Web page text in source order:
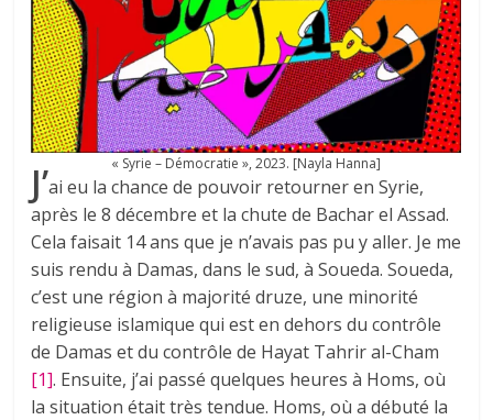
« Syrie – Démocratie », 2023. [Nayla Hanna]
J’ai eu la chance de pouvoir retourner en Syrie,
après le 8 décembre et la chute de Bachar el Assad.
Cela faisait 14 ans que je n’avais pas pu y aller. Je me
suis rendu à Damas, dans le sud, à Soueda. Soueda,
c’est une région à majorité druze, une minorité
religieuse islamique qui est en dehors du contrôle
de Damas et du contrôle de Hayat Tahrir al-Cham
[1]. Ensuite, j’ai passé quelques heures à Homs, où
la situation était très tendue. Homs, où a débuté la